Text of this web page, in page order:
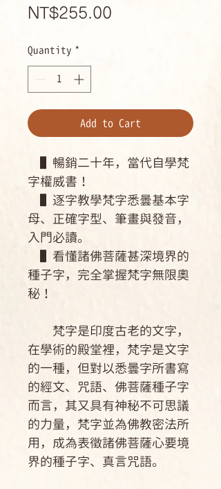
NT$255.00
Quantity *
Add to Cart
▌暢銷二十年，當代自學梵
字權威書！
▌逐字教學梵字悉曇基本字
母、正確字型、筆畫與發音，
入門必讀。
▌看懂諸佛菩薩甚深境界的
種子字，完全掌握梵字無限奧
秘！
梵字是印度古老的文字，
在學術的殿堂裡，梵字是文字
的一種，但對以悉曇字所書寫
的經文、咒語、佛菩薩種子字
而言，其又具有神秘不可思議
的力量，梵字並為佛教密法所
用，成為表徵諸佛菩薩心要境
界的種子字、真言咒語。